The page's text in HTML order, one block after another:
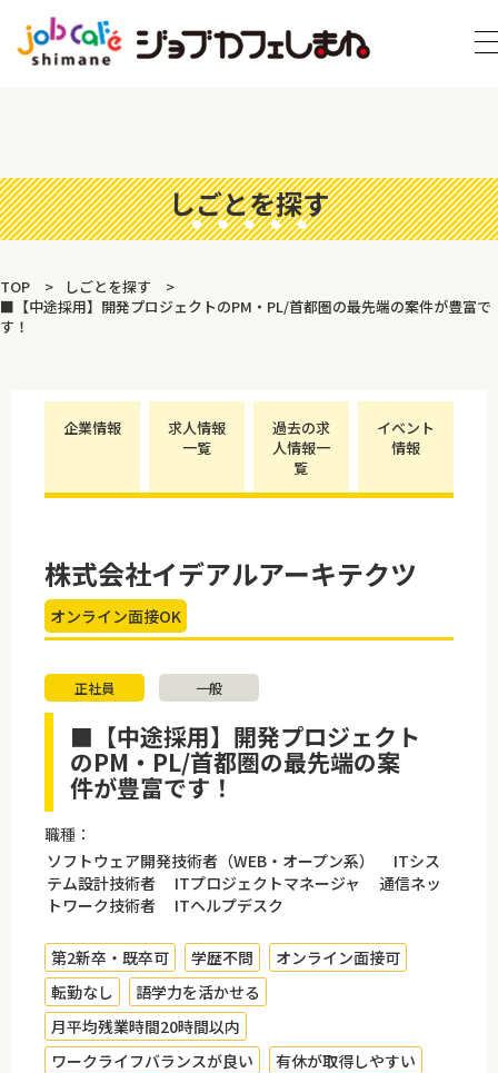
しごとを探す
TOP
しごとを探す
■【中途採用】開発プロジェクトのPM・PL/首都圏の最先端の案件が豊富で
す！
企業情報
求人情報
一覧
過去の求
人情報一
覧
イベント
情報
株式会社イデアルアーキテクツ
オンライン面接OK
正社員 一般
■【中途採用】開発プロジェクト
のPM・PL/首都圏の最先端の案
件が豊富です！
職種：
ソフトウェア開発技術者（WEB・オープン系） ITシス
テム設計技術者 ITプロジェクトマネージャ 通信ネッ
トワーク技術者 ITヘルプデスク
第2新卒・既卒可 学歴不問
オンライン面接可
転勤なし
語学力を活かせる
月平均残業時間20時間以内
ワークライフバランスが良い
有休が取得しやすい